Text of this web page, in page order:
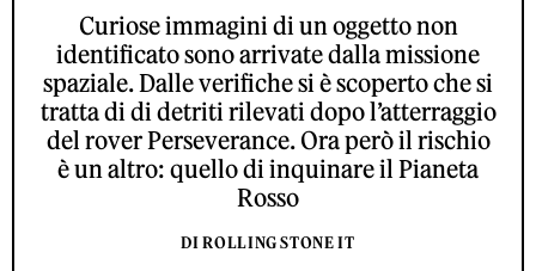
Curiose immagini di un oggetto non
identificato sono arrivate dalla missione
spaziale. Dalle verifiche si è scoperto che si
tratta di di detriti rilevati dopo l’atterraggio
del rover Perseverance. Ora però il rischio
è un altro: quello di inquinare il Pianeta
Rosso
DI ROLLING STONE IT